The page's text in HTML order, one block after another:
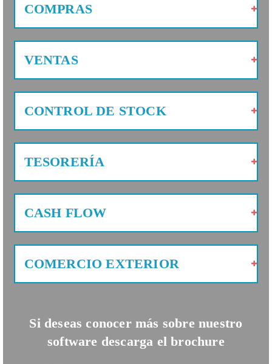
COMPRAS
VENTAS
CONTROL DE STOCK
TESORERÍA
CASH FLOW
COMERCIO EXTERIOR
Si deseas conocer más sobre nuestro
software descarga el brochure